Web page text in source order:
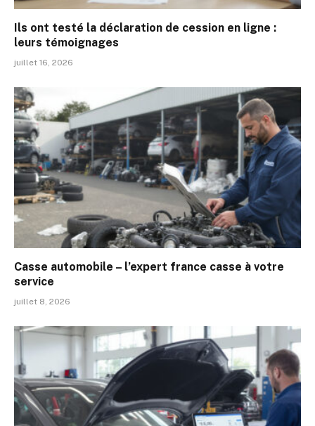
Ils ont testé la déclaration de cession en ligne :
leurs témoignages
juillet 16, 2026
Casse automobile – l’expert france casse à votre
service
juillet 8, 2026